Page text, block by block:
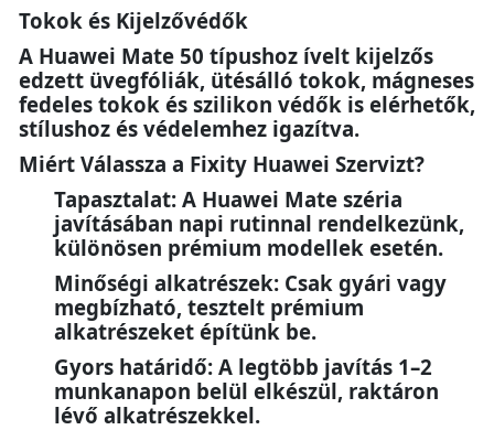
Tokok és Kijelzővédők
A Huawei Mate 50 típushoz ívelt kijelzős
edzett üvegfóliák, ütésálló tokok, mágneses
fedeles tokok és szilikon védők is elérhetők,
stílushoz és védelemhez igazítva.
Miért Válassza a Fixity Huawei Szervizt?
Tapasztalat: A Huawei Mate széria
javításában napi rutinnal rendelkezünk,
különösen prémium modellek esetén.
Minőségi alkatrészek: Csak gyári vagy
megbízható, tesztelt prémium
alkatrészeket építünk be.
Gyors határidő: A legtöbb javítás 1–2
munkanapon belül elkészül, raktáron
lévő alkatrészekkel.